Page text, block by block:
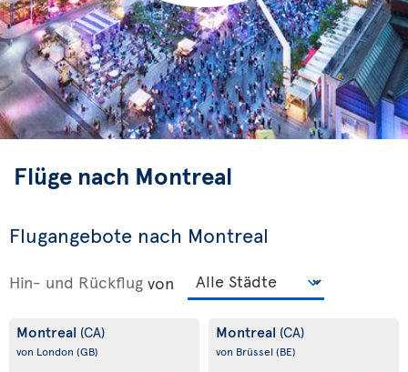
Flüge nach Montreal
Flugangebote nach Montreal
Hin- und Rückflug von
Montreal (CA)
von London (GB)
Montreal (CA)
von Brüssel (BE)